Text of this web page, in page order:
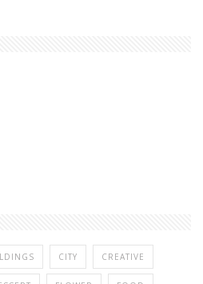
CITY CREATIVE